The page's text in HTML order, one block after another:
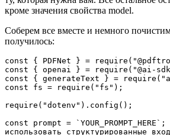
кроме значения свойства model.
Соберем все вместе и немного
получилось:
const { PDFNet } =
const { openai } = require("@ai-
const { generateText } =
const fs = require("fs");
require("dotenv").config();
const prompt =
использовать структурированные